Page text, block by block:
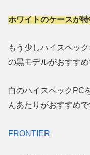
ホワイトのケースが
もう少しハイスペッ
の黒モデルがおすすめ
白のハイスペックPC
んあたりがおすすめで
FRONTIER